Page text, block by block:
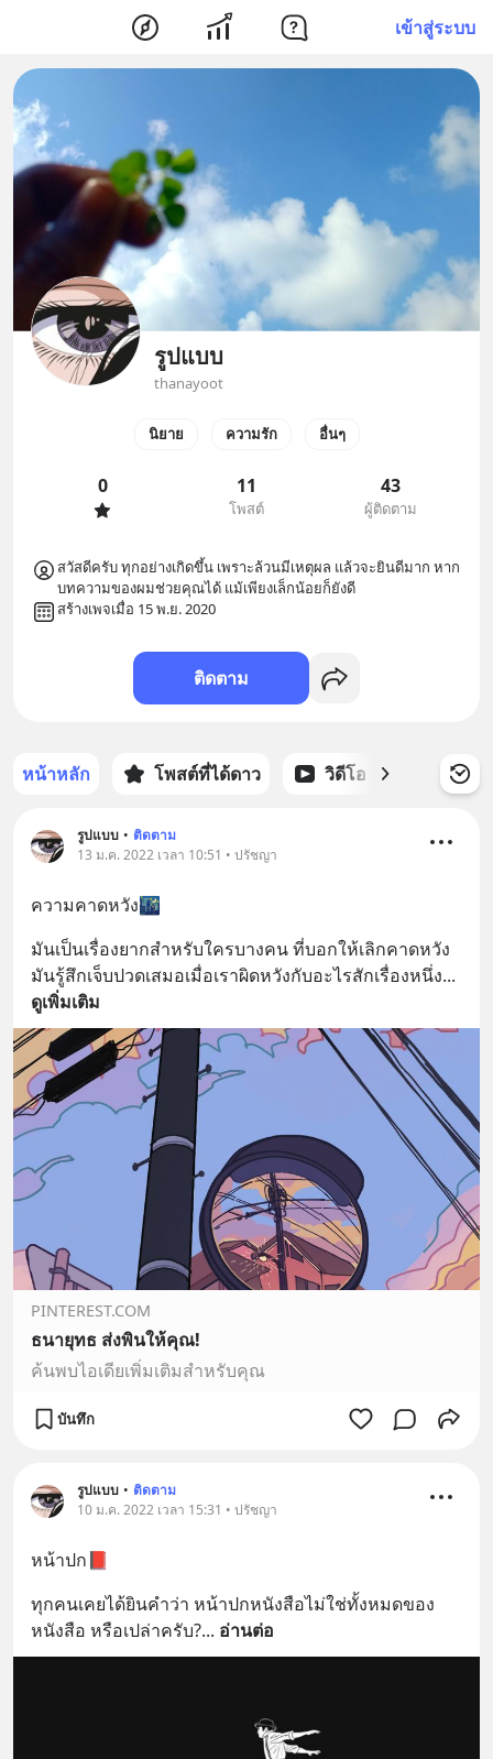
เข้าสู่ระบบ
รูปแบบ
thanayoot
นิยาย ความรัก อื่นๆ
0 11
โพสต์
43
ผู้ติดตาม
สวัสดีครับ ทุกอย่างเกิดขึ้น เพราะล้วนมีเหตุผล แล้วจะยินดีมาก หาก
บทความของผมช่วยคุณได้ แม้เพียงเล็กน้อยก็ยังดี
สร้างเพจเมื่อ 15 พ.ย. 2020
ติดตาม
หน้าหลัก โพสต์ที่ได้ดาว วิดีโอ พอดแ
รูปแบบ • ติดตาม
13 ม.ค. 2022 เวลา 10:51 • ปรัชญา
ความคาดหวัง🌃
มันเป็นเรื่องยากสำหรับใครบางคน ที่บอกให้เลิกคาดหวัง
มันรู้สึกเจ็บปวดเสมอเมื่อเราผิดหวังกับอะไรสักเรื่องหนึ่ง...
ดูเพิ่มเติม
PINTEREST.COM
ธนายุทธ ส่งพินให้คุณ!
ค้นพบไอเดียเพิ่มเติมสำหรับคุณ
บันทึก
รูปแบบ • ติดตาม
10 ม.ค. 2022 เวลา 15:31 • ปรัชญา
หน้าปก📕
ทุกคนเคยได้ยินคำว่า หน้าปกหนังสือไม่ใช่ทั้งหมดของ
หนังสือ หรือเปล่าครับ?... อ่านต่อ